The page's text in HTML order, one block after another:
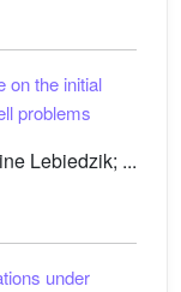
on the initial
problems
Lebiedzik; ...
under